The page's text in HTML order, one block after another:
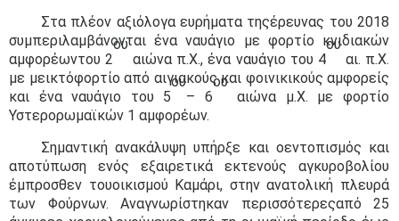
Στα πλέον αξιόλογα ευρήματα τηςέρευνας του 2018
συμπεριλαμβάνονται ένα ναυάγιο με φορτίο κνιδιακών
αμφορέωντου 2
ου
αιώνα π.Χ., ένα ναυάγιο του 4
ου
αι. π.Χ.
με μεικτόφορτίο από αιγιακούς και φοινικικούς αμφορείς
και ένα ναυάγιο του 5
ου
– 6
ου
αιώνα μ.Χ. με φορτίο
Υστερορωμαϊκών 1 αμφορέων.
Σημαντική ανακάλυψη υπήρξε και οεντοπισμός και
αποτύπωση ενός εξαιρετικά εκτενούς αγκυροβολίου
έμπροσθεν τουοικισμού Καμάρι, στην ανατολική πλευρά
των Φούρνων. Αναγνωρίστηκαν περισσότερεςαπό 25